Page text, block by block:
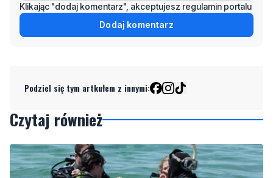
Klikając "dodaj komentarz", akceptujesz regulamin portalu
Dodaj komentarz
Podziel się tym artkułem z innymi:
Czytaj również